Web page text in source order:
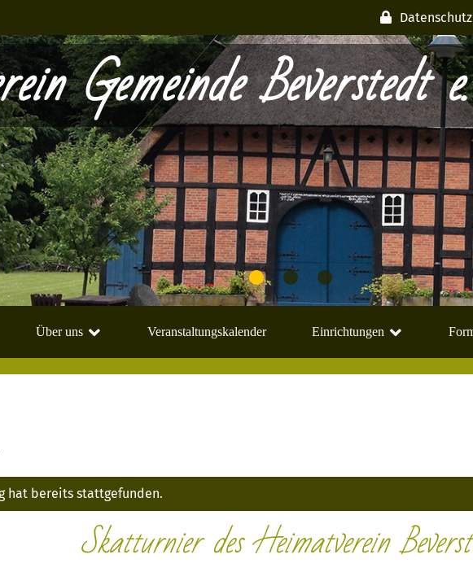
Datenschutz
Gemeinde Beverstedt
Über uns Veranstaltungskalender Einrichtungen
hat bereits stattgefunden.
Skatturnier des Heimatverein